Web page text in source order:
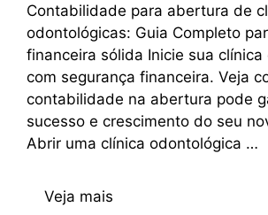
Contabilidade para abertura de
odontológicas: Guia Completo
financeira sólida Inicie sua
com segurança financeira. Veja
contabilidade na abertura pode
sucesso e crescimento do seu
Abrir uma clínica odontológica …
Veja mais